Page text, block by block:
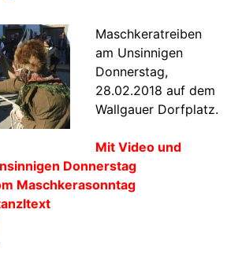
Maschkeratreiben
am Unsinnigen
Donnerstag,
28.02.2018 auf dem
Wallgauer Dorfplatz.
Mit Video und
Donnerstag
Maschkerasonntag